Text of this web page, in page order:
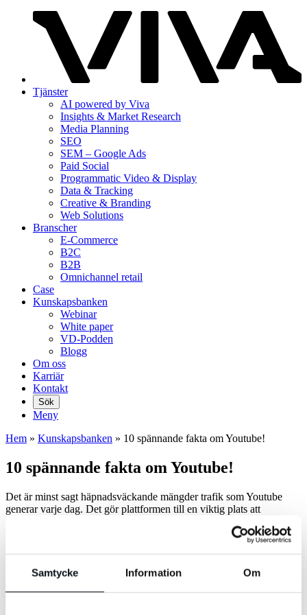
Samtycke Information Om
Tjänster
AI powered by Viva
Insights & Market Research
Media Planning
SEO
SEM – Google Ads
Paid Social
Programmatic Video & Display
Data & Tracking
Creative & Branding
Web Solutions
Branscher
E-Commerce
B2C
B2B
Omnichannel retail
Case
Kunskaps­banken
Webinar
White paper
VD-Podden
Blogg
Om oss
Karriär
Kontakt
Sök
Meny
Hem » Kunskaps­banken » 10 spännande fakta om Youtube!
10 spännande fakta om Youtube!
Det är minst sagt häpnadsväckande mängder trafik som Youtube
generar varje dag. Det gör plattformen till en viktig plats att
mycket av sin tid. Här kommer 10 spännande och lite roliga fakta
om världens största videoplattform. 1. YouTube skapades i February
2005. 2. Bakom videoplattformen står tre före […]
Publiceratoktober 23, 2017